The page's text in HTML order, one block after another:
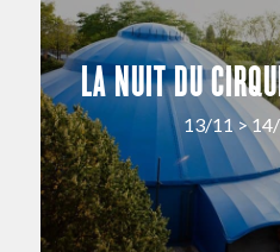
LA NUIT DU
13/11 >